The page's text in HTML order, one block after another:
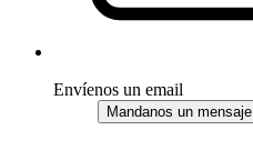
Envíenos un email
Mandanos un mensaje